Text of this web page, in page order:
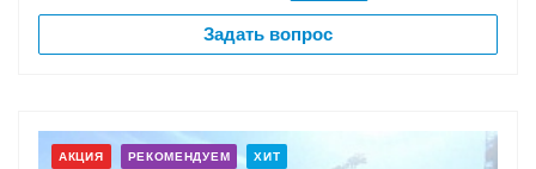
Задать вопрос
АКЦИЯ РЕКОМЕНДУЕМ ХИТ